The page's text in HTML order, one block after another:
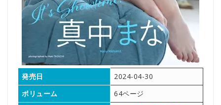
発売日
2024-04-30
ボリューム
64ページ